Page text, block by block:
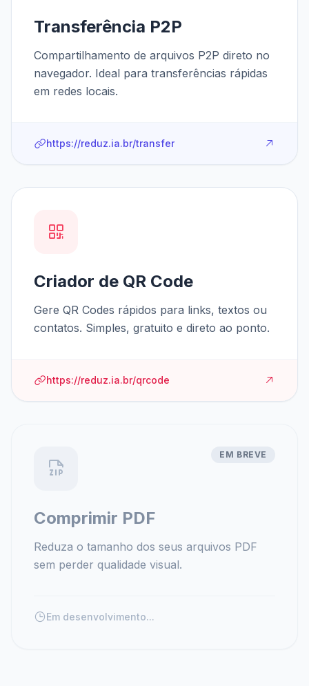
Transferência P2P
Compartilhamento de arquivos P2P direto no
navegador. Ideal para transferências rápidas
em redes locais.
https://reduz.ia.br/transfer
Criador de QR Code
Gere QR Codes rápidos para links, textos ou
contatos. Simples, gratuito e direto ao ponto.
https://reduz.ia.br/qrcode
EM BREVE
Comprimir PDF
Reduza o tamanho dos seus arquivos PDF
sem perder qualidade visual.
Em desenvolvimento...